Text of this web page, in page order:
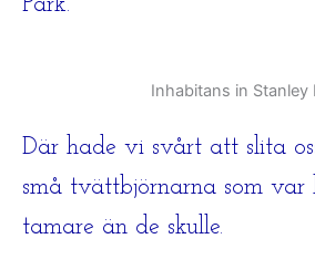
Inhabitans in Stanley
Där hade vi svårt att slita
små tvättbjörnarna som var
tamare än de skulle.